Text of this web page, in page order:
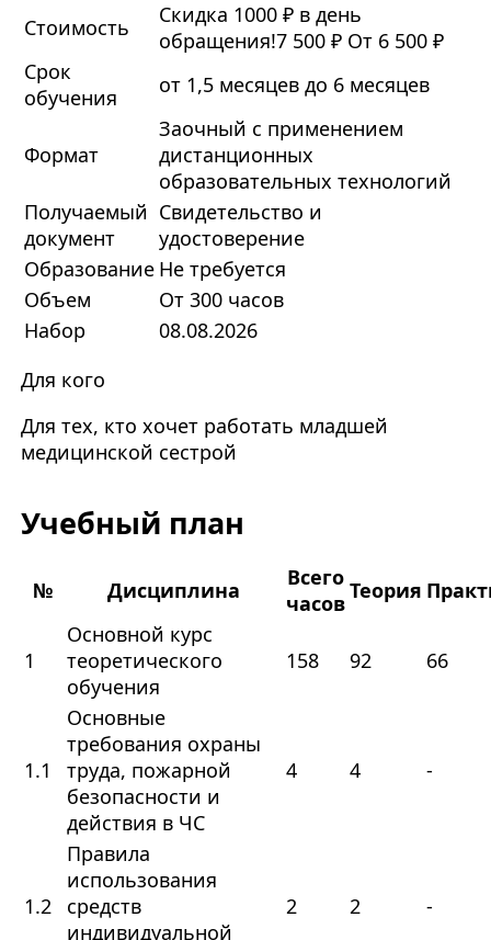
Стоимость
Скидка 1000 ₽ в день
обращения!7 500 ₽ От 6 500 ₽
Срок
обучения
от 1,5 месяцев до 6 месяцев
Формат
Заочный с применением
дистанционных
образовательных технологий
Получаемый
документ
Свидетельство и
удостоверение
Образование Не требуется
Объем
От 300 часов
Набор
08.08.2026
Для кого
Для тех, кто хочет работать младшей
медицинской сестрой
Учебный план
№ Дисциплина
Всего
часовТеория
1
Основной курс
теоретического
обучения
158 92 66
1.1
Основные
требования охраны
труда, пожарной
безопасности и
действия в ЧС
4 4 -
1.2
Правила
использования
средств
индивидуальной
2 2 -